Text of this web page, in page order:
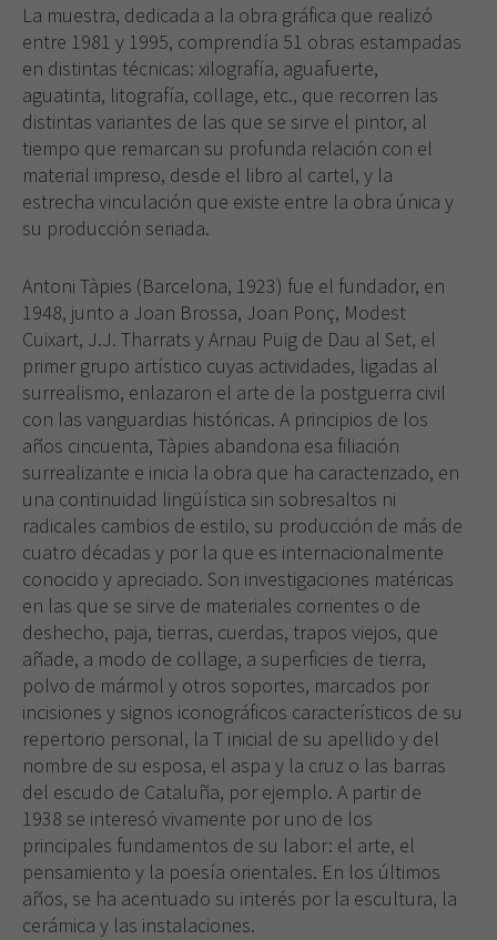
La muestra, dedicada a la obra gráfica que realizó
entre 1981 y 1995, comprendía 51 obras estampadas
en distintas técnicas: xilografía, aguafuerte,
aguatinta, litografía, collage, etc., que recorren las
distintas variantes de las que se sirve el pintor, al
tiempo que remarcan su profunda relación con el
material impreso, desde el libro al cartel, y la
estrecha vinculación que existe entre la obra única y
su producción seriada.
Antoni Tàpies (Barcelona, 1923) fue el fundador, en
1948, junto a Joan Brossa, Joan Ponç, Modest
Cuixart, J.J. Tharrats y Arnau Puig de Dau al Set, el
primer grupo artístico cuyas actividades, ligadas al
surrealismo, enlazaron el arte de la postguerra civil
con las vanguardias históricas. A principios de los
años cincuenta, Tàpies abandona esa filiación
surrealizante e inicia la obra que ha caracterizado, en
una continuidad lingüística sin sobresaltos ni
radicales cambios de estilo, su producción de más de
cuatro décadas y por la que es internacionalmente
conocido y apreciado. Son investigaciones matéricas
en las que se sirve de materiales corrientes o de
deshecho, paja, tierras, cuerdas, trapos viejos, que
añade, a modo de collage, a superficies de tierra,
polvo de mármol y otros soportes, marcados por
incisiones y signos iconográficos característicos de su
repertorio personal, la T inicial de su apellido y del
nombre de su esposa, el aspa y la cruz o las barras
del escudo de Cataluña, por ejemplo. A partir de
1938 se interesó vivamente por uno de los
principales fundamentos de su labor: el arte, el
pensamiento y la poesía orientales. En los últimos
años, se ha acentuado su interés por la escultura, la
cerámica y las instalaciones.